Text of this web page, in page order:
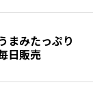
まみたっぷり
日販売